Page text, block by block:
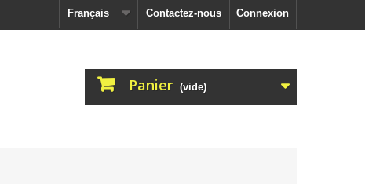
Connexion
Contactez-nous
Français
Panier (vide)